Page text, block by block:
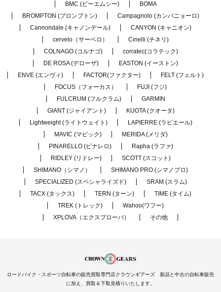
BMC (ビーエムシー)
BOMA
BROMPTON (ブロンプトン)
Campagnolo (カンパニョーロ)
Cannondale (キャノンデール)
CANYON (キャニオン)
cervelo（サーベロ）
Cinelli (チネリ)
COLNAGO (コルナゴ)
corratec(コラテック)
DE ROSA (デローザ)
EASTON (イーストン)
ENVE (エンヴィ)
FACTOR(ファクター)
FELT (フェルト)
FOCUS（フォーカス）
FUJI (フジ)
FULCRUM (フルクラム)
GARMIN
GIANT (ジャイアント)
KUOTA (クオータ)
Lightweight (ライトウェイト)
LAPIERRE (ラピエール)
MAVIC (マビック)
MERIDA (メリダ)
PINARELLO (ピナレロ)
Rapha (ラファ)
RIDLEY (リドレー)
SCOTT (スコット)
SHIMANO（シマノ）
SHIMANO PRO (シマノプロ)
SPECIALIZED (スペシャライズド)
SRAM (スラム)
TACX (タックス)
TERN (ターン)
TIME (タイム)
TREK (トレック)
Wahoo(ワフー)
XPLOVA（エクスプローバ）
その他
ロードバイク・スポーツ自転車の販売買取専門店クラウンギアーズ 新品と中古の自転車販売
に加え、買取＆下取見積りいたします。